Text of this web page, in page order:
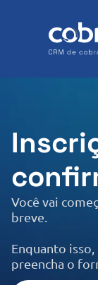
Você vai
breve.
Enquanto
preencha o